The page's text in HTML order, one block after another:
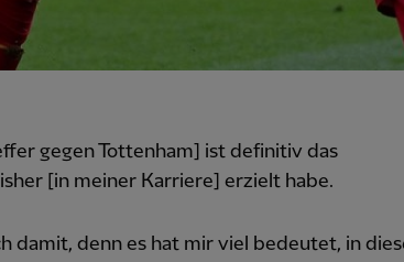
gegen Tottenham] ist definitiv das
[in meiner Karriere] erzielt habe.
damit, denn es hat mir viel bedeutet, in